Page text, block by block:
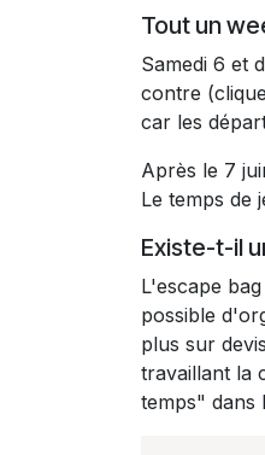
Tout un
Samedi 6 et
contre
car les
Après le 7
Le temps de
Existe-t-il
L'escape
possible
plus sur
travaillant la
temps" dans